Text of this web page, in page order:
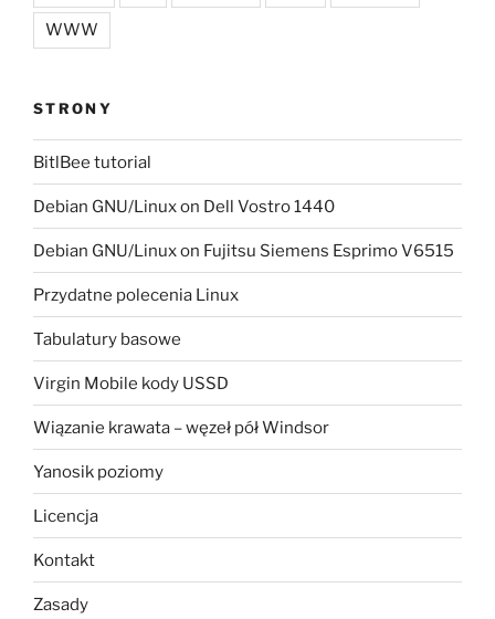
WWW
STRONY
BitlBee tutorial
Debian GNU/Linux on Dell Vostro 1440
Debian GNU/Linux on Fujitsu Siemens Esprimo V6515
Przydatne polecenia Linux
Tabulatury basowe
Virgin Mobile kody USSD
Wiązanie krawata – węzeł pół Windsor
Yanosik poziomy
Licencja
Kontakt
Zasady